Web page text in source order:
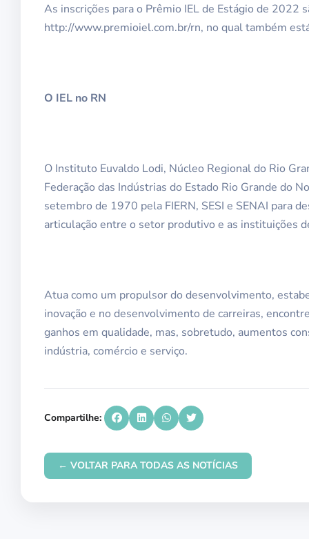
As inscrições para o Prêmio IEL de Estágio de
http://www.premioiel.com.br/rn, no qual também
O IEL no RN
O Instituto Euvaldo Lodi, Núcleo Regional do Rio
Federação das Indústrias do Estado Rio Grande do
setembro de 1970 pela FIERN, SESI e SENAI para
articulação entre o setor produtivo e as instituições
Atua como um propulsor do desenvolvimento,
inovação e no desenvolvimento de carreiras,
ganhos em qualidade, mas, sobretudo, aumentos
indústria, comércio e serviço.
Compartilhe:
← VOLTAR PARA TODAS AS NOTÍCIAS